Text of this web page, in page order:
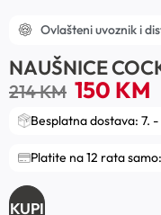
Ovlašteni uvoznik i
NAUŠNICE
214KM 150 KM
Besplatna dostava: 7.
Platite na 12 rata samo:
KUPI